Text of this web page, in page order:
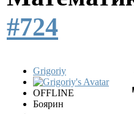
#724
Grigoriy
OFFLINE
Боярин